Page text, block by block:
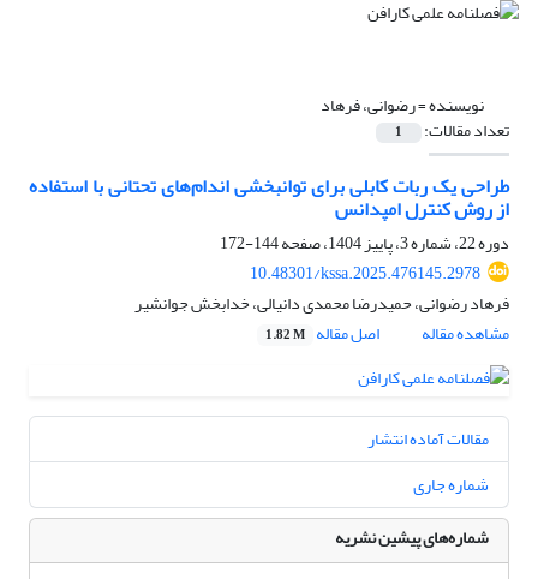
نویسنده =رضوانی، فرهاد
تعداد مقالات: 1
طراحی یک ربات کابلی برای توانبخشی اندام‌های تحتانی با استفاده
از روش کنترل امپدانس
دوره 22، شماره 3، پاییز 1404، صفحه
144-172
10.48301/kssa.2025.476145.2978
فرهاد رضوانی، حمیدرضا محمدی دانیالی، خدابخش جوانشیر
مشاهده مقاله
اصل مقاله 1.82 M
مقالات آماده انتشار
شماره جاری
شماره‌های پیشین نشریه